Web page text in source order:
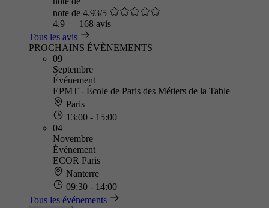
note de 4.93/5
4.9 — 168 avis
Tous les avis
PROCHAINS ÉVÈNEMENTS
09
Septembre
Événement
EPMT - École de Paris des Métiers de la Table
Paris
13:00 - 15:00
04
Novembre
Événement
ECOR Paris
Nanterre
09:30 - 14:00
Tous les événements